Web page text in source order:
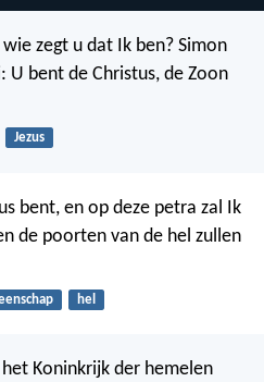
zegt u dat Ik ben? Simon
U bent de Christus, de Zoon
Jezus
bent, en op deze petra zal Ik
de poorten van de hel zullen
hel
Koninkrijk der hemelen